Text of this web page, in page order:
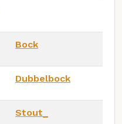
Bock
Dubbelbock
Stout_